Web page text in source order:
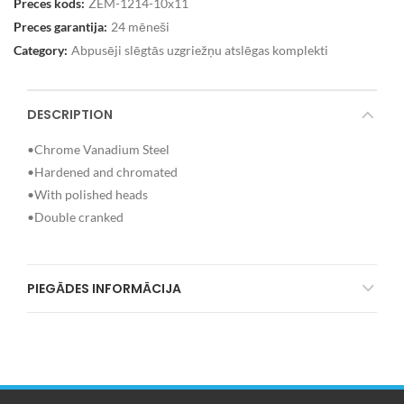
Preces kods: ZEM-1214-10x11
Preces garantija: 24 mēneši
Category: Abpusēji slēgtās uzgriežņu atslēgas komplekti
DESCRIPTION
•Chrome Vanadium Steel
•Hardened and chromated
•With polished heads
•Double cranked
PIEGĀDES INFORMĀCIJA